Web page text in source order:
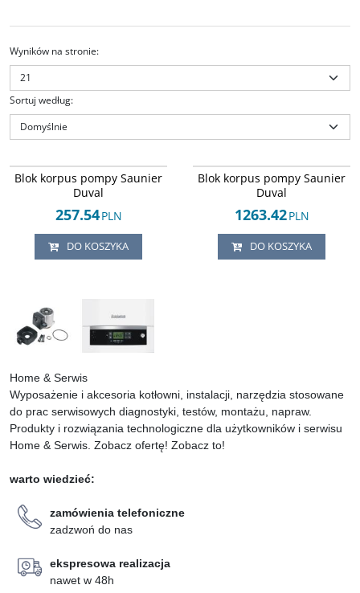
Wyników na stronie:
Sortuj według:
NOWOŚĆ
Blok bypass zaworu 3dr z
wyposażeniem Saunier Duval
Thelia, Thema, Themis, sd135.
produkt Saunier Duval.
: oferta w kategorii (OEM/O)
części oryginalne stosowane w
pierwszym montażu urządzenia
profesjonalnego zgodnego z
wytycznymi producenta
Blok korpus pompy Saunier
Duval
257.54PLN
DO KOSZYKA
NOWOŚĆ
Blok hydrauliczny korpus pompy z
wyposażeniem Saunier Duval
Combitek, Themaclassic.
produkt Saunier Duval.
: oferta w kategorii (OEM/O)
części oryginalne stosowane w
pierwszym montażu urządzenia
Blok korpus pompy Saunier
Duval
1263.42PLN
DO KOSZYKA
Home & Serwis
Wyposażenie i akcesoria kotłowni, instalacji, narzędzia stosowane
do prac serwisowych diagnostyki, testów, montażu, napraw.
Produkty i rozwiązania technologiczne dla użytkowników i serwisu
Home & Serwis. Zobacz ofertę! Zobacz to!
warto wiedzieć:
zamówienia telefoniczne
zadzwoń do nas
ekspresowa realizacja
nawet w 48h